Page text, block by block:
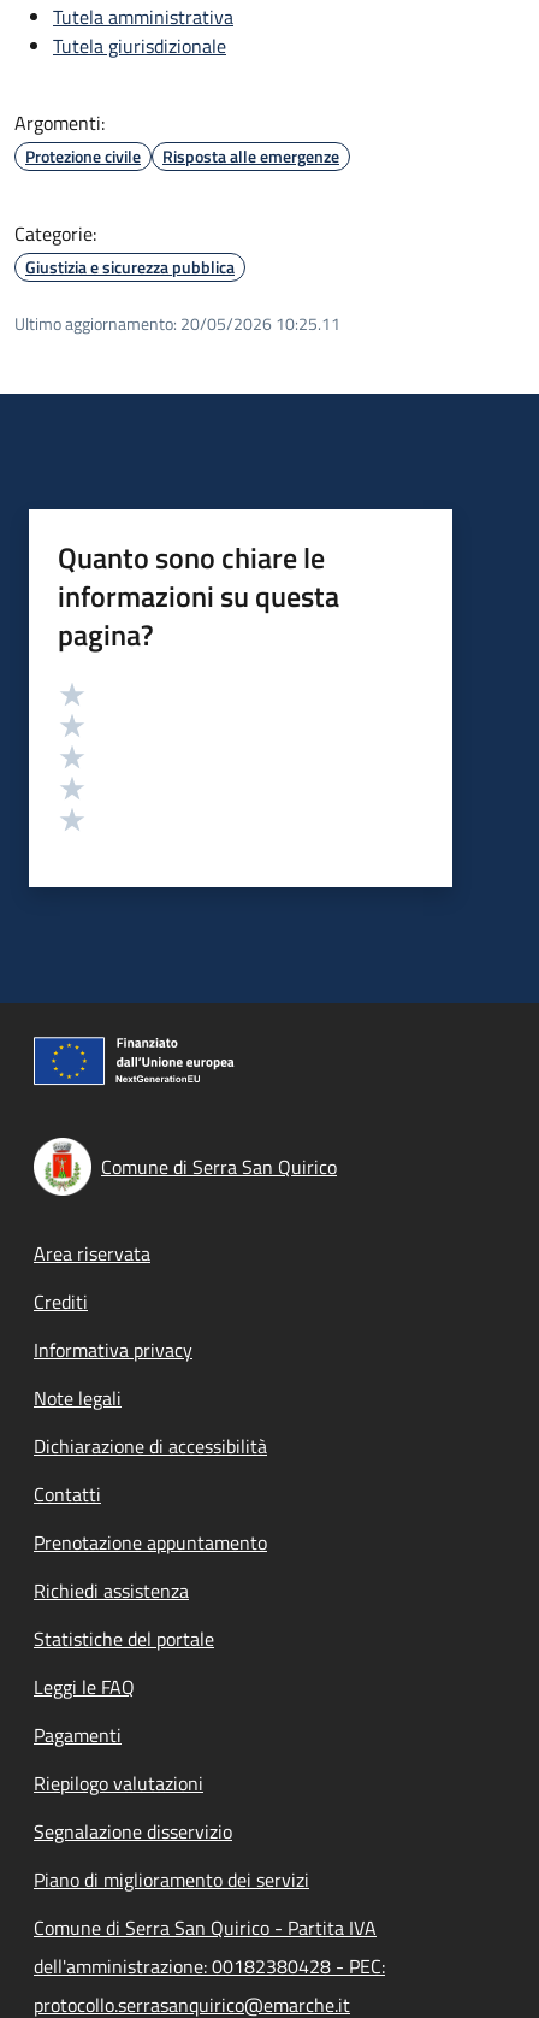
Tutela amministrativa
Tutela giurisdizionale
Argomenti:
Protezione civile Risposta alle emergenze
Categorie:
Giustizia e sicurezza pubblica
Ultimo aggiornamento: 20/05/2026 10:25.11
Quanto sono chiare le
informazioni su questa
pagina?
Valutazione
Comune di Serra San Quirico
Footer menu
Area riservata
Crediti
Informativa privacy
Note legali
Dichiarazione di accessibilità
Contatti
Prenotazione appuntamento
Richiedi assistenza
Statistiche del portale
Leggi le FAQ
Pagamenti
Riepilogo valutazioni
Segnalazione disservizio
Piano di miglioramento dei servizi
Comune di Serra San Quirico - Partita IVA
dell'amministrazione: 00182380428 - PEC:
protocollo.serrasanquirico@emarche.it